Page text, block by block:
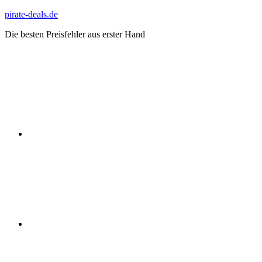
Zum
springen
pirate-deals.de
Die besten Preisfehler aus erster Hand